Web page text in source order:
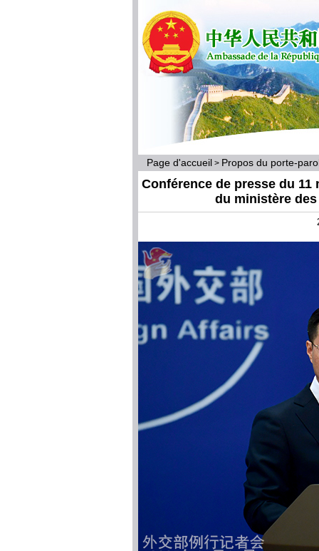
Page d'accueil > Propos du porte-
Conférence de presse du 11
du ministère